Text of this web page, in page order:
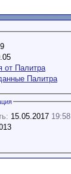
от Палитра
Палитра
15.05.2017 19:58